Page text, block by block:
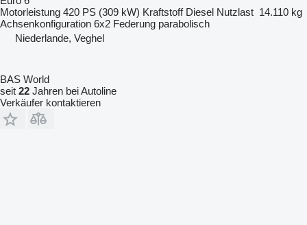
Motorleistung 420 PS (309 kW) Kraftstoff Diesel Nutzlast 14.110 kg
Achsenkonfiguration 6x2 Federung parabolisch
Niederlande, Veghel
BAS World
seit 22 Jahren bei Autoline
Verkäufer kontaktieren